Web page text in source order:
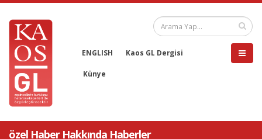
ENGLISH Kaos GL Dergisi
Künye
özel Haber Hakkında Haberler